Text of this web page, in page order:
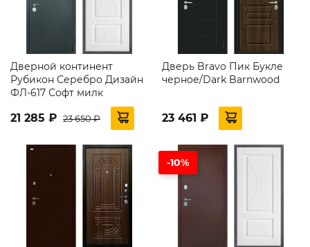
Дверной континент
Рубикон Серебро Дизайн
ФЛ-617 Софт милк
21 285 ₽ 23 650 ₽
Дверь Bravo Пик Букле
черное/Dark Barnwood
23 461 ₽
-10%